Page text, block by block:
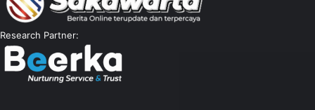
Research Partner: